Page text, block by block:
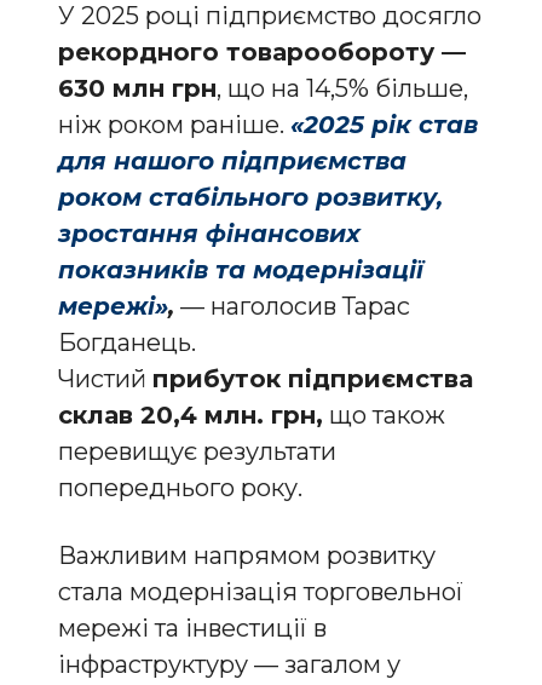
У 2025 році підприємство досягло
рекордного товарообороту —
630 млн грн, що на 14,5% більше,
ніж роком раніше. «2025 рік став
для нашого підприємства
роком стабільного розвитку,
зростання фінансових
показників та модернізації
мережі», — наголосив Тарас
Богданець.
Чистий прибуток підприємства
склав 20,4 млн. грн, що також
перевищує результати
попереднього року.
Важливим напрямом розвитку
стала модернізація торговельної
мережі та інвестиції в
інфраструктуру — загалом у